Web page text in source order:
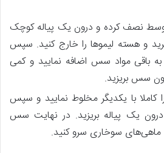
وسط نصف کرده و درون یک پیاله کوچک
و هسته لیموها را خارج کنید. سپس
باقی مواد سس اضافه نمایید و کمی
سس بریزید.
با یکدیگر مخلوط نمایید و سپس
یک پیاله بریزید. در نهایت سس
ماهی‌های سوخاری سرو کنید.